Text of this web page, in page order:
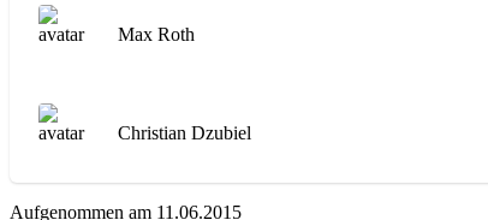
der
Max Roth
Christian Dzubiel
Aufgenommen am 11.06.2015